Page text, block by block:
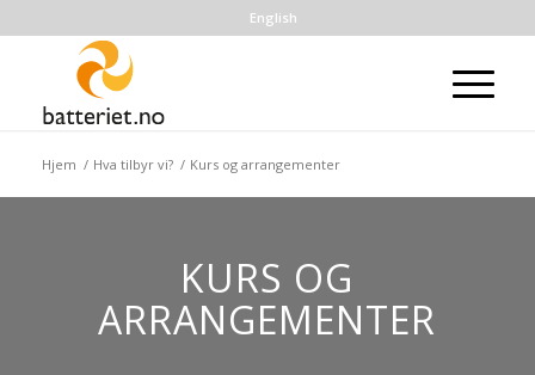
English
Hjem / Hva tilbyr vi? / Kurs og arrangementer
KURS OG
ARRANGEMENTER